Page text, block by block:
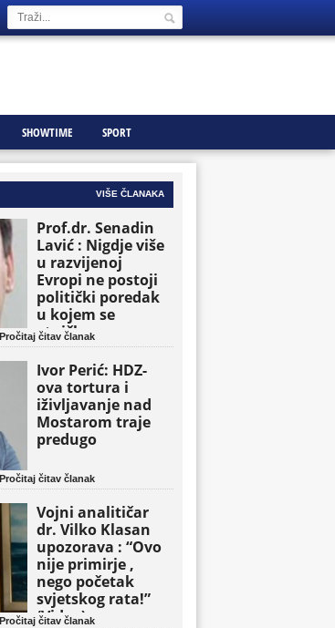
SHOWTIME SPORT
VIŠE ČLANAKA
Prof.dr. Senadin
Lavić : Nigdje više
u razvijenoj
Evropi ne postoji
politički poredak
u kojem se
etničke grupe
pojavljuju kao
osnovne političke
jedinice
Pročitaj čitav članak
Ivor Perić: HDZ-
ova tortura i
iživljavanje nad
Mostarom traje
predugo
Pročitaj čitav članak
Vojni analitičar
dr. Vilko Klasan
upozorava : “Ovo
nije primirje ,
nego početak
svjetskog rata!”
(Video)
Pročitaj čitav članak